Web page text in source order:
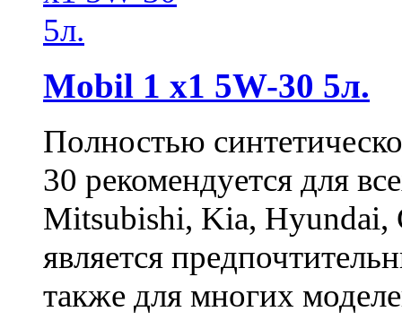
Mobil 1 x1 5W-30 5л.
Полностью
30 рекомендуется для
Mitsubishi, Kia, Hyundai,
является
также для многих